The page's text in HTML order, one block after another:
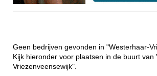
Geen bedrijven gevonden in "Westerhaar-
Kijk hieronder voor plaatsen in de buurt van
Vriezenveensewijk".